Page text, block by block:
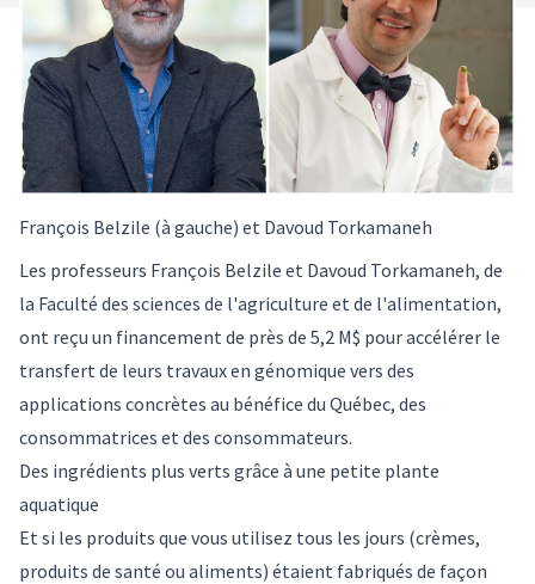
François Belzile (à gauche) et Davoud Torkamaneh
Les professeurs François Belzile et Davoud Torkamaneh, de
la Faculté des sciences de l'agriculture et de l'alimentation,
ont reçu un financement de près de 5,2 M$ pour accélérer le
transfert de leurs travaux en génomique vers des
applications concrètes au bénéfice du Québec, des
consommatrices et des consommateurs.
Des ingrédients plus verts grâce à une petite plante
aquatique
Et si les produits que vous utilisez tous les jours (crèmes,
produits de santé ou aliments) étaient fabriqués de façon